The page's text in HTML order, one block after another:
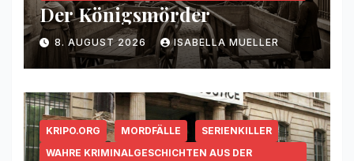
Der Königsmörder
8. AUGUST 2026 ISABELLA MUELLER
KRIPO.ORG MORDFÄLLE
SERIENKILLER
WAHRE KRIMINALGESCHICHTEN AUS DER